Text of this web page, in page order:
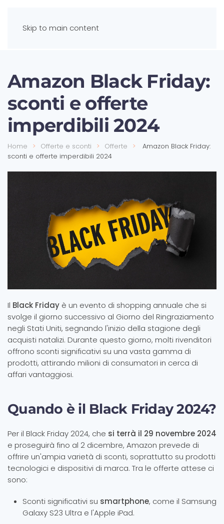
Skip to main content
Amazon Black Friday:
sconti e offerte
imperdibili 2024
Home Offerte e sconti Offerte
Amazon Black Friday:
sconti e offerte imperdibili 2024
Il Black Friday è un evento di shopping annuale che si
svolge il giorno successivo al Giorno del Ringraziamento
negli Stati Uniti, segnando l'inizio della stagione degli
acquisti natalizi. Durante questo giorno, molti rivenditori
offrono sconti significativi su una vasta gamma di
prodotti, attirando milioni di consumatori in cerca di
affari vantaggiosi.
Quando è il Black Friday 2024?
Per il Black Friday 2024, che si terrà il 29 novembre 2024
e proseguirà fino al 2 dicembre, Amazon prevede di
offrire un'ampia varietà di sconti, soprattutto su prodotti
tecnologici e dispositivi di marca. Tra le offerte attese ci
sono:
Sconti significativi su smartphone, come il Samsung
Galaxy S23 Ultra e l'Apple iPad.